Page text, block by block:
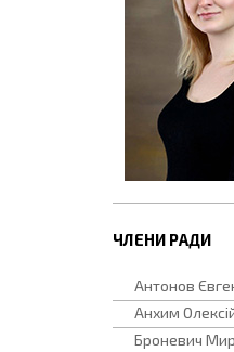
ЧЛЕНИ РАДИ
Антонов
Анхим
Броневич